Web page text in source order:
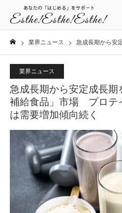
業界ニュース 急成長期から安定成長期を迎えた「タ
業界ニュース
急成長期から安定成長期
補給食品」市場 プロテ
は需要増加傾向続く